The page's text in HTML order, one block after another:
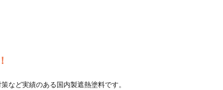
など実績のある国内製遮熱塗料です。